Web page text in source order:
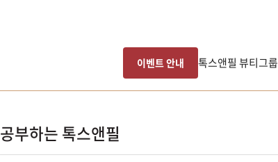
이벤트 안내 톡스앤필 뷰티그룹
공부하는 톡스앤필